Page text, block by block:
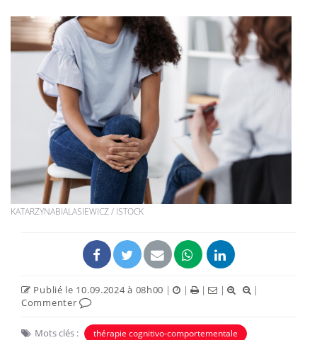
KATARZYNABIALASIEWICZ / ISTOCK
Publié le 10.09.2024 à 08h00 | | | |
|
Commenter
Mots clés :
thérapie cognitivo-comportementale